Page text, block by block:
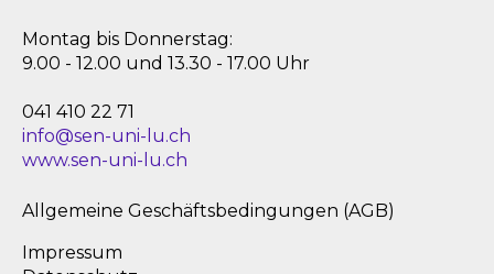
Montag bis Donnerstag:
9.00 - 12.00 und 13.30 - 17.00 Uhr
041 410 22 71
info@sen-uni-lu.ch
www.sen-uni-lu.ch
Allgemeine Geschäftsbedingungen (AGB)
Impressum